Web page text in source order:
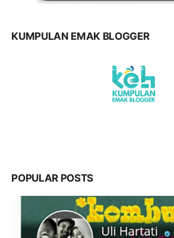
KUMPULAN EMAK BLOGGER
POPULAR POSTS